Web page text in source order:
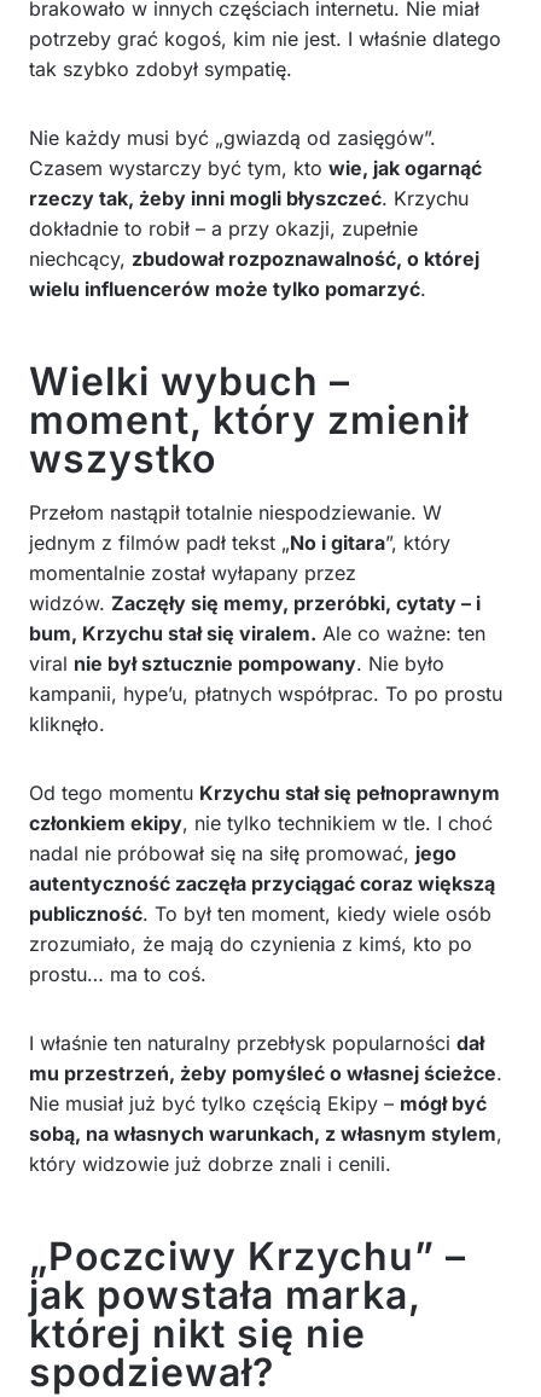
brakowało w innych częściach internetu. Nie miał
potrzeby grać kogoś, kim nie jest. I właśnie dlatego
tak szybko zdobył sympatię.
Nie każdy musi być „gwiazdą od zasięgów”.
Czasem wystarczy być tym, kto wie, jak ogarnąć
rzeczy tak, żeby inni mogli błyszczeć. Krzychu
dokładnie to robił – a przy okazji, zupełnie
niechcący, zbudował rozpoznawalność, o której
wielu influencerów może tylko pomarzyć.
Wielki wybuch –
moment, który zmienił
wszystko
Przełom nastąpił totalnie niespodziewanie. W
jednym z filmów padł tekst „No i gitara”, który
momentalnie został wyłapany przez
widzów. Zaczęły się memy, przeróbki, cytaty – i
bum, Krzychu stał się viralem. Ale co ważne: ten
viral nie był sztucznie pompowany. Nie było
kampanii, hype’u, płatnych współprac. To po prostu
kliknęło.
Od tego momentu Krzychu stał się pełnoprawnym
członkiem ekipy, nie tylko technikiem w tle. I choć
nadal nie próbował się na siłę promować, jego
autentyczność zaczęła przyciągać coraz większą
publiczność. To był ten moment, kiedy wiele osób
zrozumiało, że mają do czynienia z kimś, kto po
prostu… ma to coś.
I właśnie ten naturalny przebłysk popularności dał
mu przestrzeń, żeby pomyśleć o własnej ścieżce.
Nie musiał już być tylko częścią Ekipy – mógł być
sobą, na własnych warunkach, z własnym stylem,
który widzowie już dobrze znali i cenili.
„Poczciwy Krzychu” –
jak powstała marka,
której nikt się nie
spodziewał?